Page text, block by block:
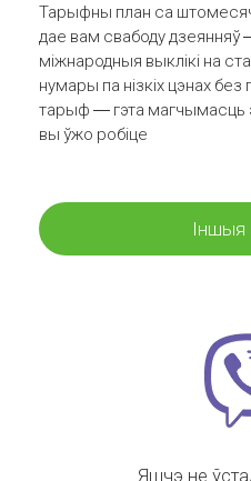
Тарыфны план са
дае вам свабоду дзеянняў
міжнародныя выклікі на
нумары па нізкіх цэнах без
тарыф — гэта магчымасць
вы ўжо робіце
Іншыя
Яшчэ не